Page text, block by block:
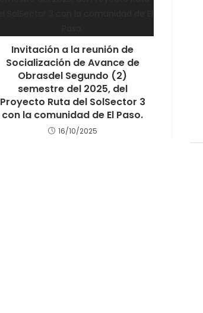
Invitación a la reunión de
Socialización de Avance de
Obrasdel Segundo (2)
semestre del 2025, del
Proyecto Ruta del SolSector 3
con la comunidad de El Paso.
16/10/2025